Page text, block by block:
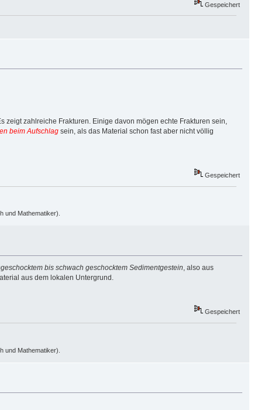
Gespeichert
zahlreiche Frakturen. Einige davon mögen echte Frakturen sein,
beim Aufschlagsein, als das Material schon fast aber nicht völlig
Gespeichert
und Mathematiker).
bis schwach geschocktem Sedimentgestein, also aus
aus dem lokalen Untergrund.
Gespeichert
und Mathematiker).